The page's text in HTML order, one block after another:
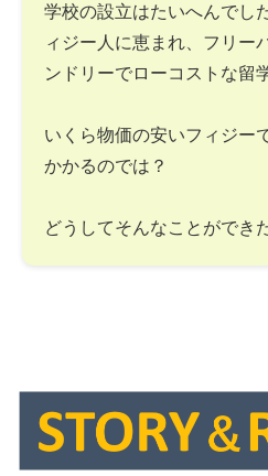
学校の設立はたいへんでし
ィジー人に恵まれ、フリー
ンドリーでローコストな留
いくら物価の安いフィジー
かかるのでは？
どうしてそんなことができ